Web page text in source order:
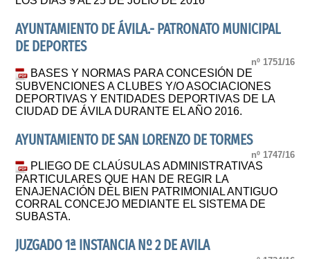
AYUNTAMIENTO DE ÁVILA.- PATRONATO MUNICIPAL
DE DEPORTES
nº 1751/16
BASES Y NORMAS PARA CONCESIÓN DE
SUBVENCIONES A CLUBES Y/O ASOCIACIONES
DEPORTIVAS Y ENTIDADES DEPORTIVAS DE LA
CIUDAD DE ÁVILA DURANTE EL AÑO 2016.
AYUNTAMIENTO DE SAN LORENZO DE TORMES
nº 1747/16
PLIEGO DE CLAÚSULAS ADMINISTRATIVAS
PARTICULARES QUE HAN DE REGIR LA
ENAJENACIÓN DEL BIEN PATRIMONIAL ANTIGUO
CORRAL CONCEJO MEDIANTE EL SISTEMA DE
SUBASTA.
JUZGADO 1ª INSTANCIA Nº 2 DE AVILA